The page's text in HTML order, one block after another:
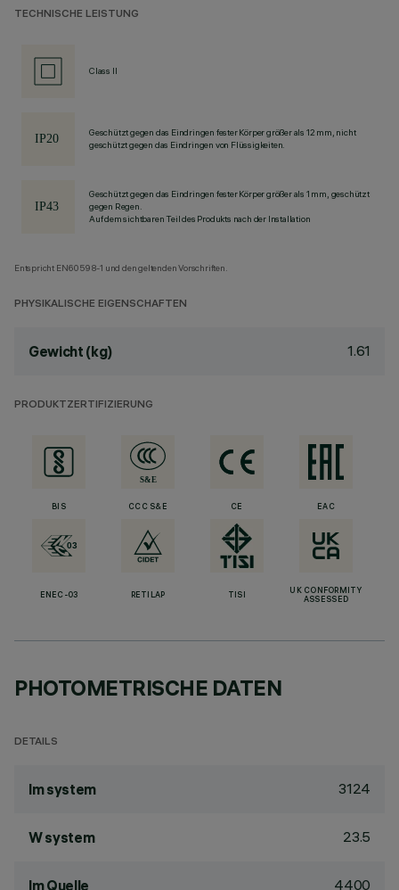
TECHNISCHE LEISTUNG
Class II
Geschützt gegen das Eindringen fester Körper größer als 12 mm, nicht
geschützt gegen das Eindringen von Flüssigkeiten.
Geschützt gegen das Eindringen fester Körper größer als 1 mm, geschützt
gegen Regen.
Auf dem sichtbaren Teil des Produkts nach der Installation
Entspricht EN60598-1 und den geltenden Vorschriften.
PHYSIKALISCHE EIGENSCHAFTEN
Gewicht (kg) 1.61
PRODUKTZERTIFIZIERUNG
BIS CCC S&E CE EAC
ENEC-03 RETILAP TISI
UK CONFORMITY
ASSESSED
PHOTOMETRISCHE DATEN
DETAILS
lm system 3124
W system 23.5
lm Quelle 4400